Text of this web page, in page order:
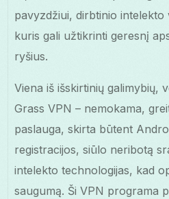
pavyzdžiui, dirbtinio intelekto
kuris gali užtikrinti geresnį
ryšius.
Viena iš išskirtinių galimybių,
Grass VPN – nemokama,
paslauga, skirta būtent
registracijos, siūlo neribotą
intelekto technologijas, kad
saugumą. Ši VPN programa